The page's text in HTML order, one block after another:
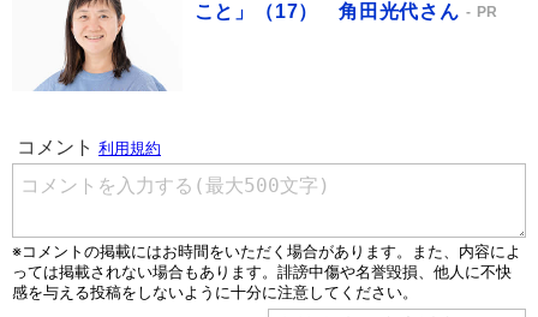
こと」（17） 角田光代さん
PR